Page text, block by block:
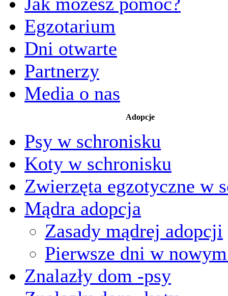
Egzotarium
Dni otwarte
Partnerzy
Media o nas
Adopcje
Psy w schronisku
Koty w schronisku
Zwierzęta egzotyczne w
Mądra adopcja
Zasady mądrej adopcji
Pierwsze dni w
Znalazły dom -psy